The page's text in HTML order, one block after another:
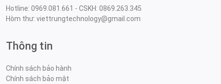
Hotline: 0969.081.661 - CSKH: 0869.263.345
Hòm thư: viettrungtechnology@gmail.com
Thông tin
Chính sách bảo hành
Chính sách bảo mật